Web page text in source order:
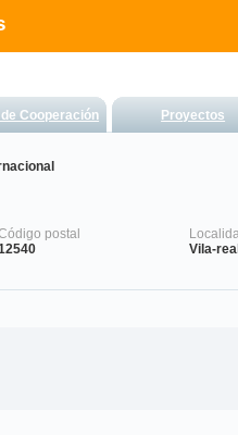
Cooperación Proyectos
postal
Vila-